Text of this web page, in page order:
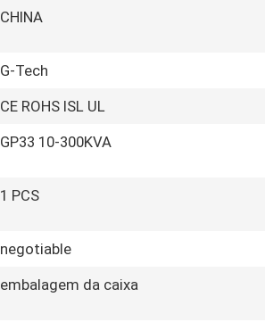
CHINA
G-Tech
CE ROHS ISL UL
GP33 10-300KVA
1 PCS
negotiable
embalagem da caixa